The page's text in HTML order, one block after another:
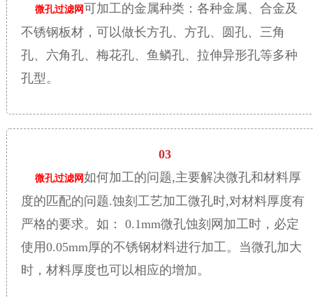
微孔过滤网可加工的金属种类：各种金属、合金及
不锈钢板材，可以做长方孔、方孔、圆孔、三角
孔、六角孔、梅花孔、鱼鳞孔、拉伸异形孔等多种
孔型。
03
微孔过滤网如何加工的问题,主要解决微孔和材料厚
度的匹配的问题.蚀刻工艺加工微孔时,对材料厚度有
严格的要求。如： 0.1mm微孔蚀刻网加工时，必定
使用0.05mm厚的不锈钢材料进行加工。当微孔加大
时，材料厚度也可以相应的增加。